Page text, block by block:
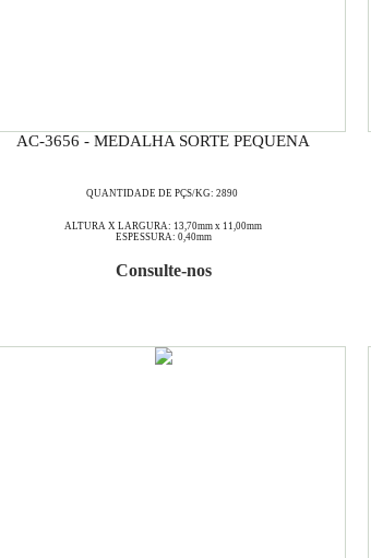
AC-3656 - MEDALHA SORTE PEQUENA
QUANTIDADE DE PÇS/KG: 2890
ALTURA X LARGURA: 13,70mm x 11,00mm
ESPESSURA: 0,40mm
Consulte-nos